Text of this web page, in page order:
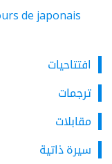
de japonais
افتتاحيات
ترجمات
مقابلات
سيرة ذاتية